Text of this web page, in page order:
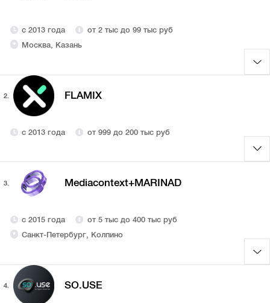
с 2013 года
от 2 тыс до 99 тыс руб
Москва, Казань
2. FLAMIX
с 2013 года от 999 до 200 тыс руб
3. Mediacontext+MARINAD
с 2015 года
от 5 тыс до 400 тыс руб
Санкт-Петербург, Колпино
4. SO.USE